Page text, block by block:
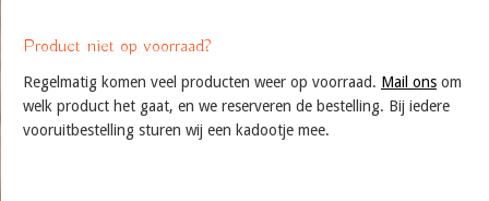
Product niet op voorraad?
Regelmatig komen veel producten weer op voorraad. Mail ons om
welk product het gaat, en we reserveren de bestelling. Bij iedere
vooruitbestelling sturen wij een kadootje mee.